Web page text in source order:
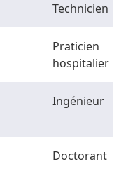
Technicien
Praticien
hospitalier
Ingénieur
Doctorant